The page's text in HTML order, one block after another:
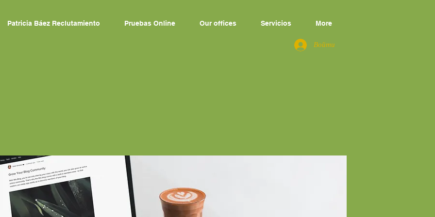
Войти
Patricia Báez Reclutamiento Pruebas Online Our offices Servicios More